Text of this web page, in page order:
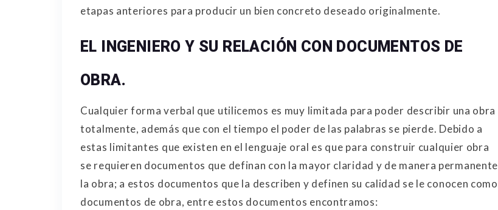
etapas anteriores para producir un bien concreto deseado originalmente.
EL INGENIERO Y SU RELACIÓN CON DOCUMENTOS DE
OBRA.
Cualquier forma verbal que utilicemos es muy limitada para poder describir una obra
totalmente, además que con el tiempo el poder de las palabras se pierde. Debido a
estas limitantes que existen en el lenguaje oral es que para construir cualquier obra
se requieren documentos que definan con la mayor claridad y de manera permanente
la obra; a estos documentos que la describen y definen su calidad se le conocen como
documentos de obra, entre estos documentos encontramos: